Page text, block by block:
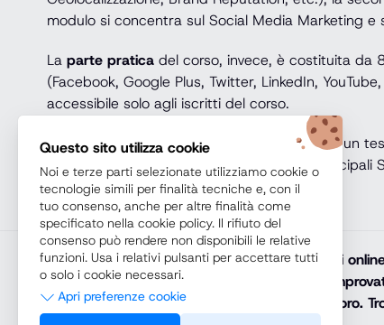
modulo si concentra sul Social Media Marketing
La parte pratica del corso, invece, è costituita da
(Facebook, Google Plus, Twitter, LinkedIn,
accessibile solo agli iscritti del corso.
L’ultima parte del videocorso è costituito da un
inizierà a gestire in modo professionale i principali
Teoremacorsi.compromuove solamente corsi
diploma online, lauree e master online di
riconosciuto e spendibile sul mercato del lavoro.
Questo sito utilizza cookie
Noi e terze parti selezionate utilizziamo cookie o
tecnologie simili per finalità tecniche e, con il
tuo consenso, anche per altre finalità come
specificato nella cookie policy. Il rifiuto del
consenso può rendere non disponibili le relative
funzioni. Usa i relativi pulsanti per accettare tutti
o solo i cookie necessari.
Apri preferenze cookie